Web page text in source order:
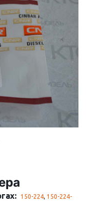
150-224, 150-224-